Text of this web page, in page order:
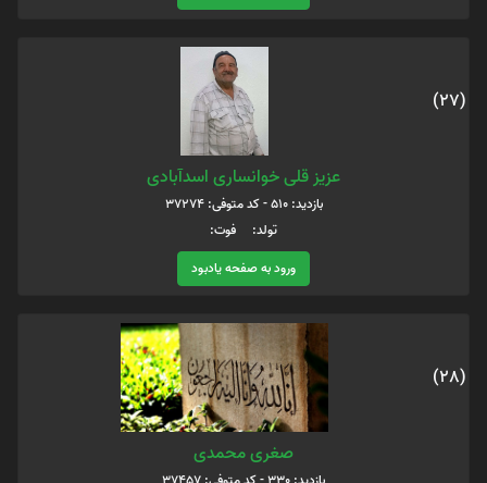
(27)
عزیز قلی خوانساری اسدآبادی
بازدید: 510 - کد متوفی: 37274
تولد: فوت:
ورود به صفحه یادبود
(28)
صغری محمدی